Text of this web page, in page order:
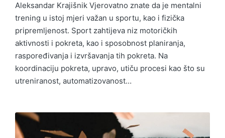
Aleksandar Krajišnik Vjerovatno znate da je mentalni
trening u istoj mjeri važan u sportu, kao i fizička
pripremljenost. Sport zahtijeva niz motoričkih
aktivnosti i pokreta, kao i sposobnost planiranja,
raspoređivanja i izvršavanja tih pokreta. Na
koordinaciju pokreta, upravo, utiču procesi kao što su
utreniranost, automatizovanost…